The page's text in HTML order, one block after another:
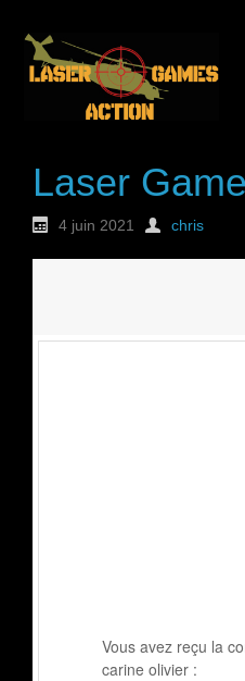
Laser
4 juin 2021 chris
Vous avez reçu la
carine olivier :